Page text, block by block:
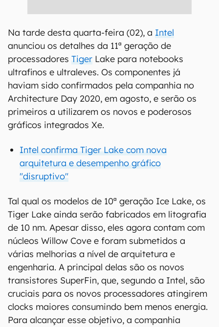
Na tarde desta quarta-feira (02), a Intel
anunciou os detalhes da 11ª geração de
processadores Tiger Lake para notebooks
ultrafinos e ultraleves. Os componentes já
haviam sido confirmados pela companhia no
Architecture Day 2020, em agosto, e serão os
primeiros a utilizarem os novos e poderosos
gráficos integrados Xe.
Intel confirma Tiger Lake com nova
arquitetura e desempenho gráfico
"disruptivo"
Tal qual os modelos de 10ª geração Ice Lake, os
Tiger Lake ainda serão fabricados em litografia
de 10 nm. Apesar disso, eles agora contam com
núcleos Willow Cove e foram submetidos a
várias melhorias a nível de arquitetura e
engenharia. A principal delas são os novos
transistores SuperFin, que, segundo a Intel, são
cruciais para os novos processadores atingirem
clocks maiores consumindo bem menos energia.
Para alcançar esse objetivo, a companhia